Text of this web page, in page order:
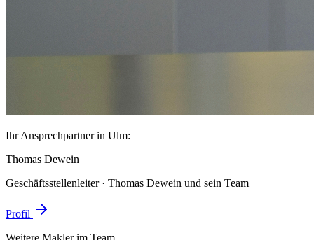
Ihr Ansprechpartner in Ulm:
Thomas Dewein
Geschäftsstellenleiter · Thomas Dewein und sein Team
Profil
Weitere Makler im Team